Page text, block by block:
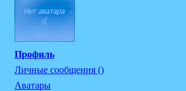
Профиль
Личные сообщения ()
Аватары